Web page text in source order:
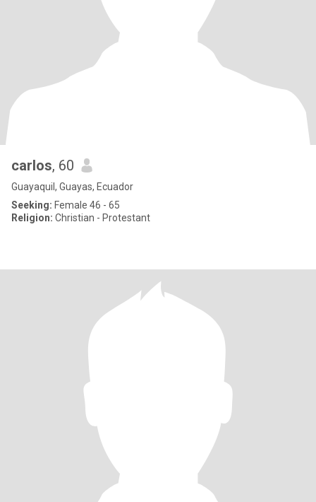
carlos, 60
Guayaquil, Guayas, Ecuador
Seeking: Female 46 - 65
Religion: Christian - Protestant